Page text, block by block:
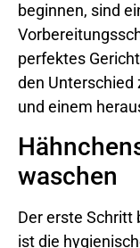
beginnen, sind
perfektes
den Unterschied
und einem
waschen
Der erste Schritt
ist die